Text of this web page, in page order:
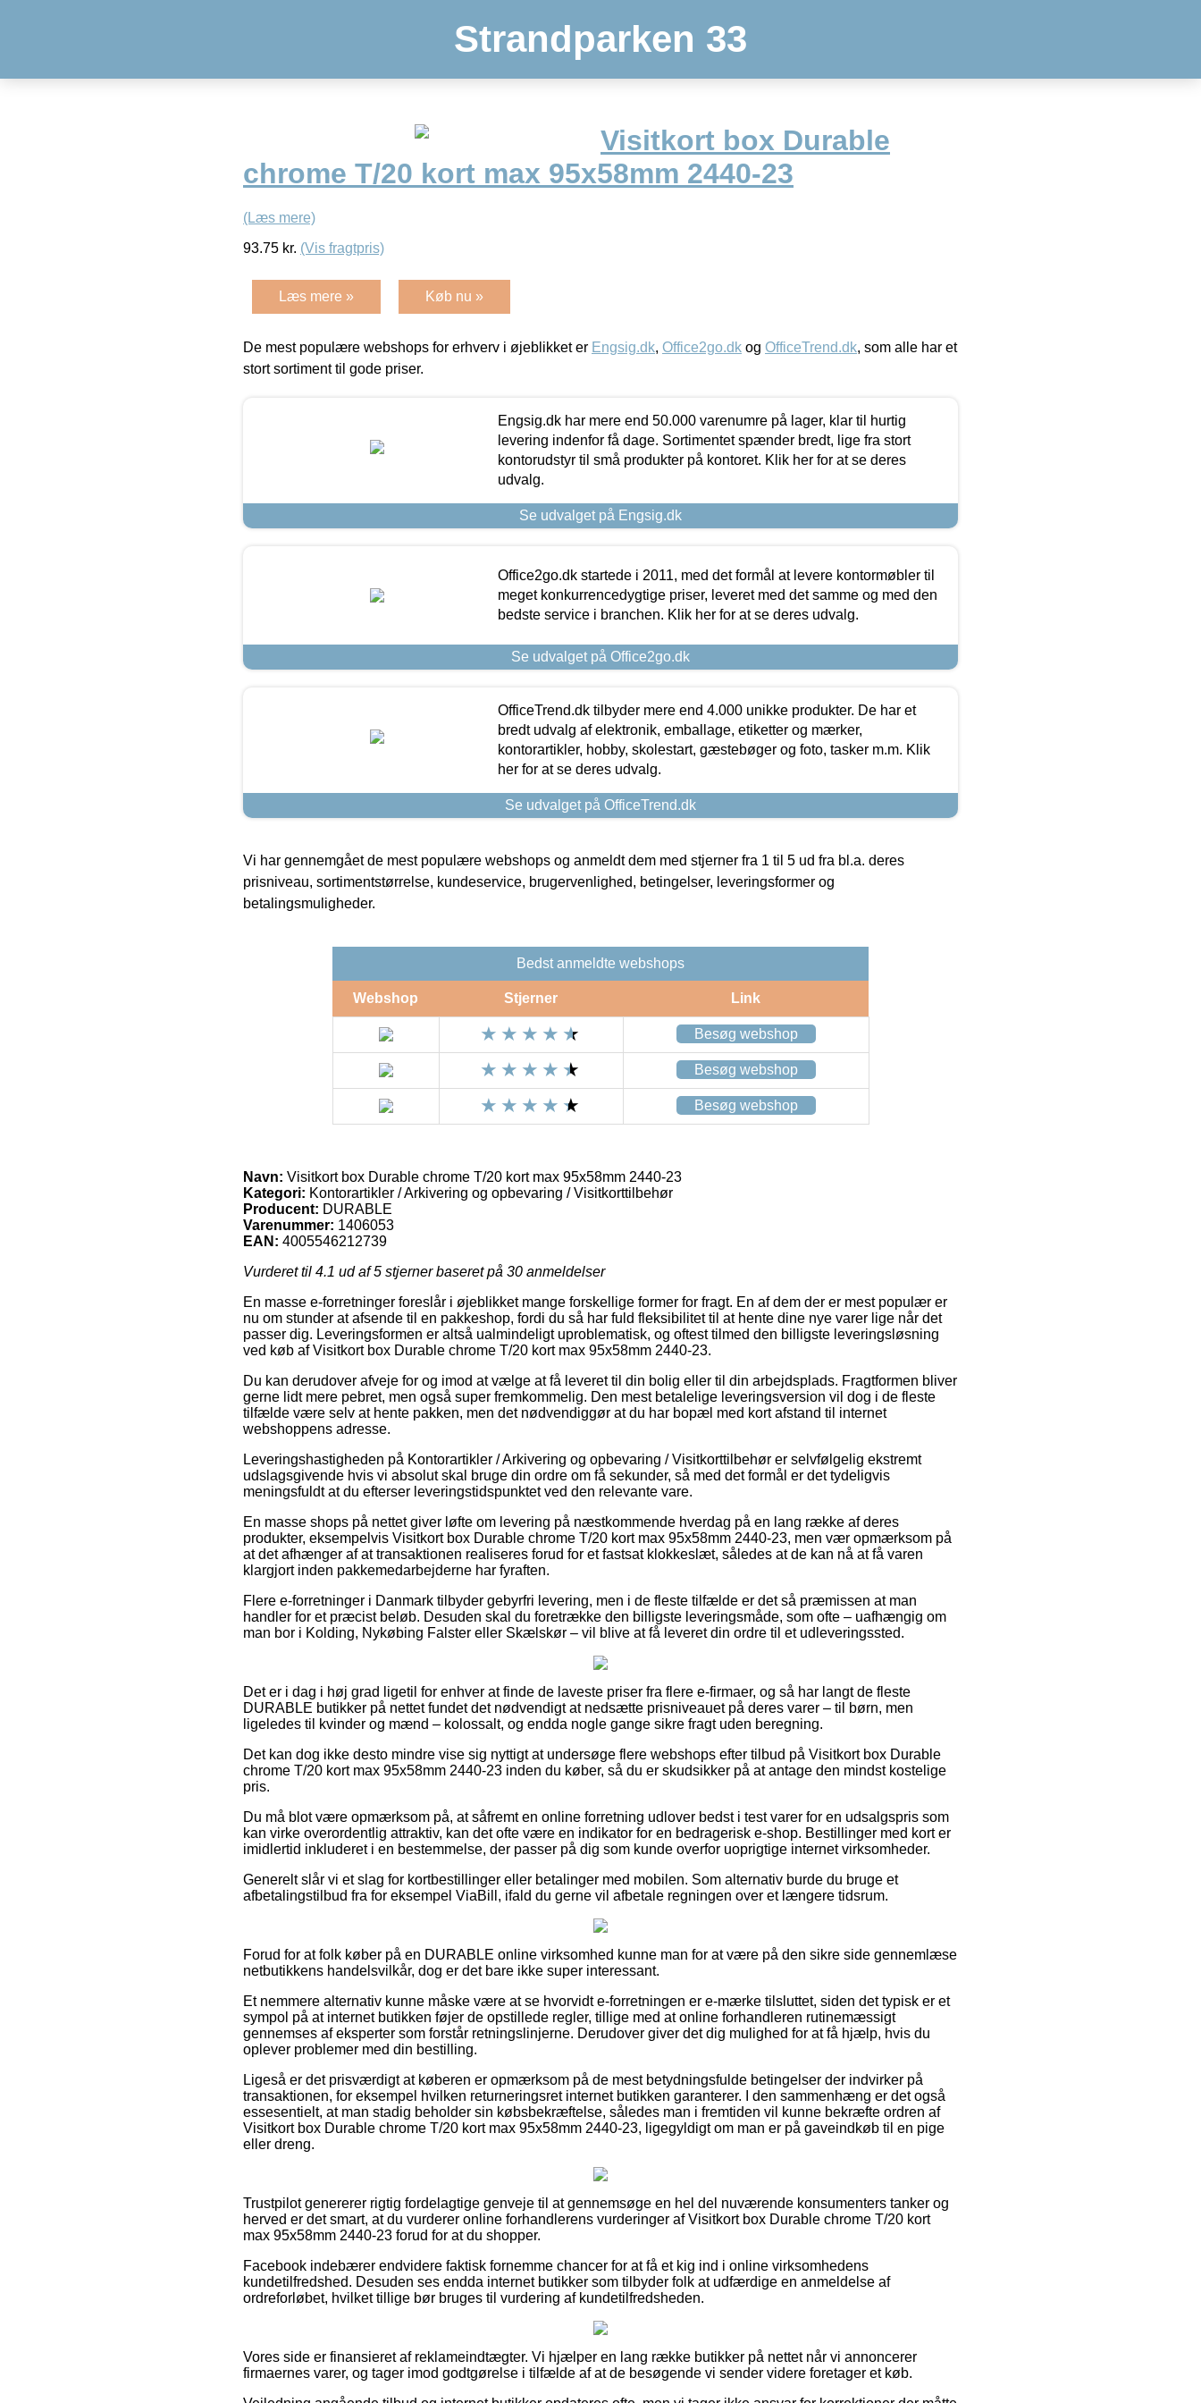
Strandparken 33
Visitkort box Durable
chrome T/20 kort max 95x58mm 2440-23
(Læs mere)
93.75 kr. (Vis fragtpris)
Læs mere » Køb nu »
De mest populære webshops for erhverv i øjeblikket er Engsig.dk, Office2go.dk og OfficeTrend.dk, som alle har et
stort sortiment til gode priser.
Engsig.dk har mere end 50.000 varenumre på lager, klar til hurtig
levering indenfor få dage. Sortimentet spænder bredt, lige fra stort
kontorudstyr til små produkter på kontoret. Klik her for at se deres
udvalg.
Se udvalget på Engsig.dk
Office2go.dk startede i 2011, med det formål at levere kontormøbler til
meget konkurrencedygtige priser, leveret med det samme og med den
bedste service i branchen. Klik her for at se deres udvalg.
Se udvalget på Office2go.dk
OfficeTrend.dk tilbyder mere end 4.000 unikke produkter. De har et
bredt udvalg af elektronik, emballage, etiketter og mærker,
kontorartikler, hobby, skolestart, gæstebøger og foto, tasker m.m. Klik
her for at se deres udvalg.
Se udvalget på OfficeTrend.dk
Vi har gennemgået de mest populære webshops og anmeldt dem med stjerner fra 1 til 5 ud fra bl.a. deres
prisniveau, sortimentstørrelse, kundeservice, brugervenlighed, betingelser, leveringsformer og
betalingsmuligheder.
Bedst anmeldte webshops
Webshop Stjerner Link
Besøg webshop
Besøg webshop
Besøg webshop
Navn: Visitkort box Durable chrome T/20 kort max 95x58mm 2440-23
Kategori: Kontorartikler / Arkivering og opbevaring / Visitkorttilbehør
Producent: DURABLE
Varenummer: 1406053
EAN: 4005546212739
Vurderet til 4.1 ud af 5 stjerner baseret på 30 anmeldelser
En masse e-forretninger foreslår i øjeblikket mange forskellige former for fragt. En af dem der er mest populær er
nu om stunder at afsende til en pakkeshop, fordi du så har fuld fleksibilitet til at hente dine nye varer lige når det
passer dig. Leveringsformen er altså ualmindeligt uproblematisk, og oftest tilmed den billigste leveringsløsning
ved køb af Visitkort box Durable chrome T/20 kort max 95x58mm 2440-23.
Du kan derudover afveje for og imod at vælge at få leveret til din bolig eller til din arbejdsplads. Fragtformen bliver
gerne lidt mere pebret, men også super fremkommelig. Den mest betalelige leveringsversion vil dog i de fleste
tilfælde være selv at hente pakken, men det nødvendiggør at du har bopæl med kort afstand til internet
webshoppens adresse.
Leveringshastigheden på Kontorartikler / Arkivering og opbevaring / Visitkorttilbehør er selvfølgelig ekstremt
udslagsgivende hvis vi absolut skal bruge din ordre om få sekunder, så med det formål er det tydeligvis
meningsfuldt at du efterser leveringstidspunktet ved den relevante vare.
En masse shops på nettet giver løfte om levering på næstkommende hverdag på en lang række af deres
produkter, eksempelvis Visitkort box Durable chrome T/20 kort max 95x58mm 2440-23, men vær opmærksom på
at det afhænger af at transaktionen realiseres forud for et fastsat klokkeslæt, således at de kan nå at få varen
klargjort inden pakkemedarbejderne har fyraften.
Flere e-forretninger i Danmark tilbyder gebyrfri levering, men i de fleste tilfælde er det så præmissen at man
handler for et præcist beløb. Desuden skal du foretrække den billigste leveringsmåde, som ofte – uafhængig om
man bor i Kolding, Nykøbing Falster eller Skælskør – vil blive at få leveret din ordre til et udleveringssted.
Det er i dag i høj grad ligetil for enhver at finde de laveste priser fra flere e-firmaer, og så har langt de fleste
DURABLE butikker på nettet fundet det nødvendigt at nedsætte prisniveauet på deres varer – til børn, men
ligeledes til kvinder og mænd – kolossalt, og endda nogle gange sikre fragt uden beregning.
Det kan dog ikke desto mindre vise sig nyttigt at undersøge flere webshops efter tilbud på Visitkort box Durable
chrome T/20 kort max 95x58mm 2440-23 inden du køber, så du er skudsikker på at antage den mindst kostelige
pris.
Du må blot være opmærksom på, at såfremt en online forretning udlover bedst i test varer for en udsalgspris som
kan virke overordentlig attraktiv, kan det ofte være en indikator for en bedragerisk e-shop. Bestillinger med kort er
imidlertid inkluderet i en bestemmelse, der passer på dig som kunde overfor uoprigtige internet virksomheder.
Generelt slår vi et slag for kortbestillinger eller betalinger med mobilen. Som alternativ burde du bruge et
afbetalingstilbud fra for eksempel ViaBill, ifald du gerne vil afbetale regningen over et længere tidsrum.
Forud for at folk køber på en DURABLE online virksomhed kunne man for at være på den sikre side gennemlæse
netbutikkens handelsvilkår, dog er det bare ikke super interessant.
Et nemmere alternativ kunne måske være at se hvorvidt e-forretningen er e-mærke tilsluttet, siden det typisk er et
sympol på at internet butikken føjer de opstillede regler, tillige med at online forhandleren rutinemæssigt
gennemses af eksperter som forstår retningslinjerne. Derudover giver det dig mulighed for at få hjælp, hvis du
oplever problemer med din bestilling.
Ligeså er det prisværdigt at køberen er opmærksom på de mest betydningsfulde betingelser der indvirker på
transaktionen, for eksempel hvilken returneringsret internet butikken garanterer. I den sammenhæng er det også
essesentielt, at man stadig beholder sin købsbekræftelse, således man i fremtiden vil kunne bekræfte ordren af
Visitkort box Durable chrome T/20 kort max 95x58mm 2440-23, ligegyldigt om man er på gaveindkøb til en pige
eller dreng.
Trustpilot genererer rigtig fordelagtige genveje til at gennemsøge en hel del nuværende konsumenters tanker og
herved er det smart, at du vurderer online forhandlerens vurderinger af Visitkort box Durable chrome T/20 kort
max 95x58mm 2440-23 forud for at du shopper.
Facebook indebærer endvidere faktisk fornemme chancer for at få et kig ind i online virksomhedens
kundetilfredshed. Desuden ses endda internet butikker som tilbyder folk at udfærdige en anmeldelse af
ordreforløbet, hvilket tillige bør bruges til vurdering af kundetilfredsheden.
Vores side er finansieret af reklameindtægter. Vi hjælper en lang række butikker på nettet når vi annoncerer
firmaernes varer, og tager imod godtgørelse i tilfælde af at de besøgende vi sender videre foretager et køb.